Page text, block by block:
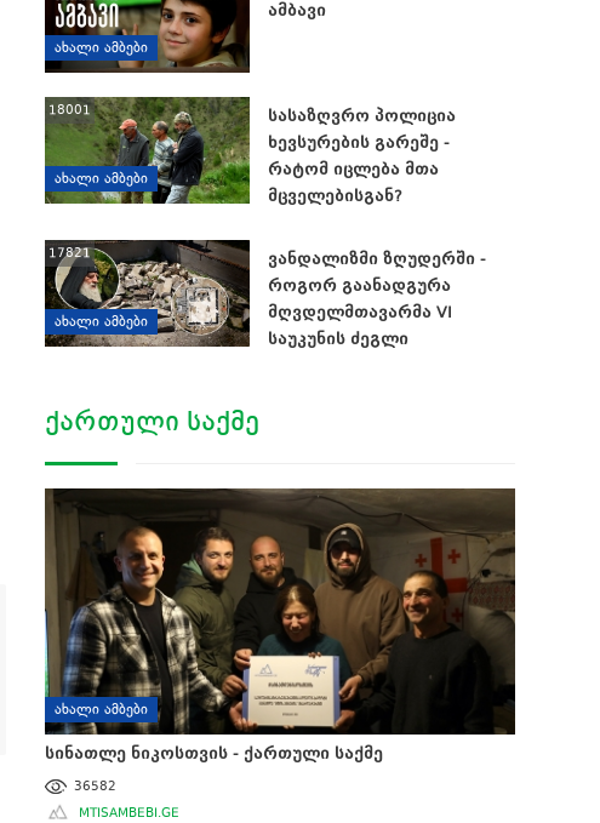
ᲐᲮᲐᲚᲘ ᲐᲛᲑᲔᲑᲘ
ამბავი
ᲐᲮᲐᲚᲘ ᲐᲛᲑᲔᲑᲘ
18001
სასაზღვრო პოლიცია
ხევსურების გარეშე -
რატომ იცლება მთა
მცველებისგან?
ᲐᲮᲐᲚᲘ ᲐᲛᲑᲔᲑᲘ
17821
ვანდალიზმი ზღუდერში -
როგორ გაანადგურა
მღვდელმთავარმა VI
საუკუნის ძეგლი
ᲥᲐᲠᲗᲣᲚᲘ ᲡᲐᲥᲛᲔ
ᲐᲮᲐᲚᲘ ᲐᲛᲑᲔᲑᲘ
სინათლე ნიკოსთვის - ქართული საქმე
36582
MTISAMBEBI.GE